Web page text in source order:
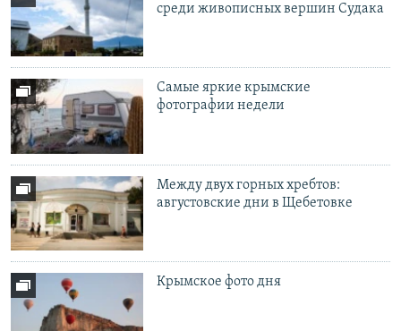
среди живописных вершин Судака
Самые яркие крымские
фотографии недели
Между двух горных хребтов:
августовские дни в Щебетовке
Крымское фото дня